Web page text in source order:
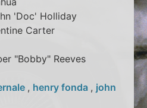
'Doc' Holliday
Carter
"Bobby" Reeves
, henry fonda , john